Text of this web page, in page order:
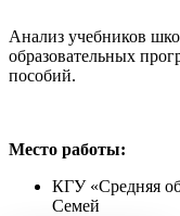
Анализ учебников
образовательных
пособий.
Место работы:
КГУ «Средняя
Семей